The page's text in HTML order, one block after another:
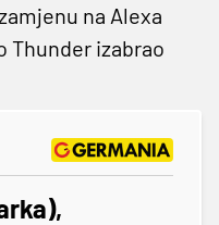
na Alexa
Thunder izabrao